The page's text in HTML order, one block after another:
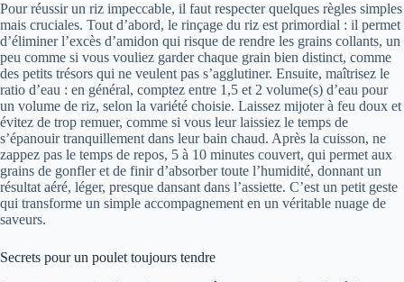
Pour réussir un riz impeccable, il faut respecter quelques règles simples
mais cruciales. Tout d’abord, le rinçage du riz est primordial : il permet
d’éliminer l’excès d’amidon qui risque de rendre les grains collants, un
peu comme si vous vouliez garder chaque grain bien distinct, comme
des petits trésors qui ne veulent pas s’agglutiner. Ensuite, maîtrisez le
ratio d’eau : en général, comptez entre 1,5 et 2 volume(s) d’eau pour
un volume de riz, selon la variété choisie. Laissez mijoter à feu doux et
évitez de trop remuer, comme si vous leur laissiez le temps de
s’épanouir tranquillement dans leur bain chaud. Après la cuisson, ne
zappez pas le temps de repos, 5 à 10 minutes couvert, qui permet aux
grains de gonfler et de finir d’absorber toute l’humidité, donnant un
résultat aéré, léger, presque dansant dans l’assiette. C’est un petit geste
qui transforme un simple accompagnement en un véritable nuage de
saveurs.
Secrets pour un poulet toujours tendre